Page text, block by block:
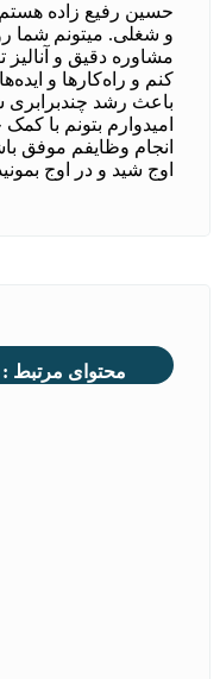
حسین رفیع زاده
و شغلی. میتونم شما رو
مشاوره دقیق و آنالیز
کنم و راه‌کارها و
باعث رشد
امیدوارم بتونم با
انجام وظایفم موفق
اوج شید و در اوج
محتوای مرتبط :